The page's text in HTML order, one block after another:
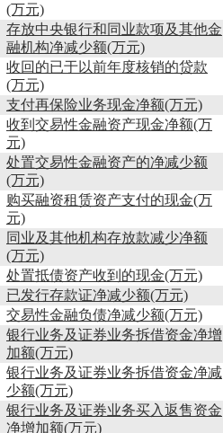
(万元)
存放中央银行和同业款项及其他金
融机构净减少额(万元)
收回的已于以前年度核销的贷款
(万元)
支付再保险业务现金净额(万元)
收到交易性金融资产现金净额(万
元)
处置交易性金融资产的净减少额
(万元)
购买融资租赁资产支付的现金(万
元)
同业及其他机构存放款减少净额
(万元)
处置抵债资产收到的现金(万元)
已发行存款证净减少额(万元)
交易性金融负债净减少额(万元)
银行业务及证券业务拆借资金净增
加额(万元)
银行业务及证券业务拆借资金净减
少额(万元)
银行业务及证券业务买入返售资金
净增加额(万元)